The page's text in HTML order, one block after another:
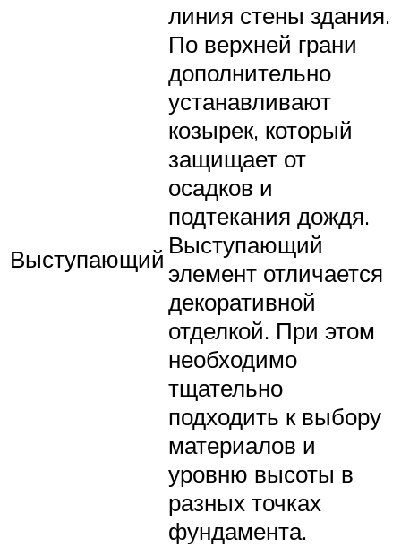
Выступающий
линия стены здания.
По верхней грани
дополнительно
устанавливают
козырек, который
защищает от
осадков и
подтекания дождя.
Выступающий
элемент отличается
декоративной
отделкой. При этом
необходимо
тщательно
подходить к выбору
материалов и
уровню высоты в
разных точках
фундамента.